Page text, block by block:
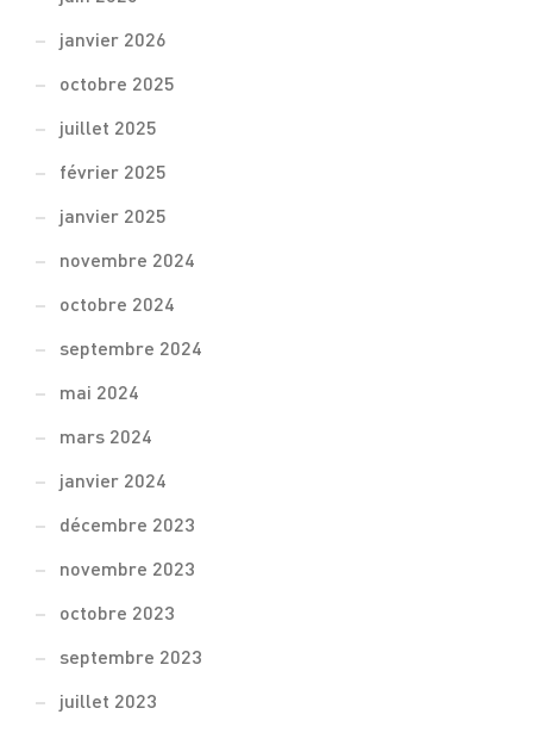
janvier 2026
octobre 2025
juillet 2025
février 2025
janvier 2025
novembre 2024
octobre 2024
septembre 2024
mai 2024
mars 2024
janvier 2024
décembre 2023
novembre 2023
octobre 2023
septembre 2023
juillet 2023